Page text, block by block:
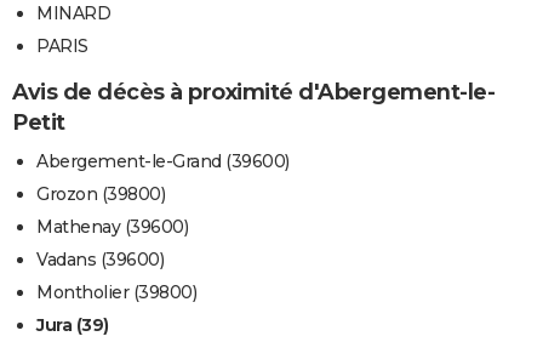
MINARD
PARIS
Avis de décès à proximité d'Abergement-le-
Petit
Abergement-le-Grand (39600)
Grozon (39800)
Mathenay (39600)
Vadans (39600)
Montholier (39800)
Jura (39)